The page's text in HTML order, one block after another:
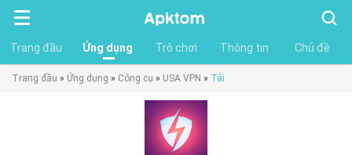
Tìm
kiếm
Trang đầu
Ứng dụng Trò chơi Thông tin Chủ đề
Trang đầu » Ứng dụng » Công cụ » USA VPN » Tải